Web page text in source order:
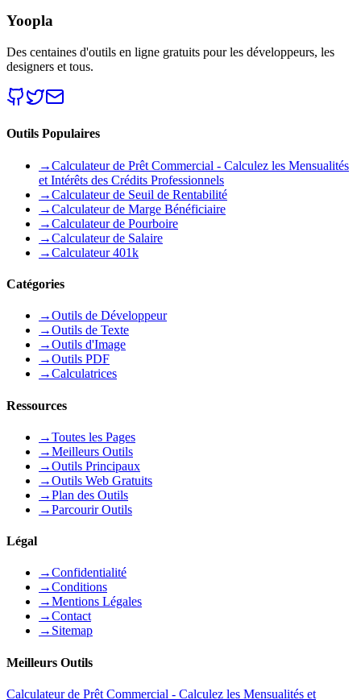
Yoopla
Des centaines d'outils en ligne gratuits pour les développeurs, les
designers et tous.
Outils Populaires
→Calculateur de Prêt Commercial - Calculez les Mensualités
et Intérêts des Crédits Professionnels
→Calculateur de Seuil de Rentabilité
→Calculateur de Marge Bénéficiaire
→Calculateur de Pourboire
→Calculateur de Salaire
→Calculateur 401k
Catégories
→Outils de Développeur
→Outils de Texte
→Outils d'Image
→Outils PDF
→Calculatrices
Ressources
→Toutes les Pages
→Meilleurs Outils
→Outils Principaux
→Outils Web Gratuits
→Plan des Outils
→Parcourir Outils
Légal
→Confidentialité
→Conditions
→Mentions Légales
→Contact
→ Sitemap
Meilleurs Outils
Calculateur de Prêt Commercial - Calculez les Mensualités et